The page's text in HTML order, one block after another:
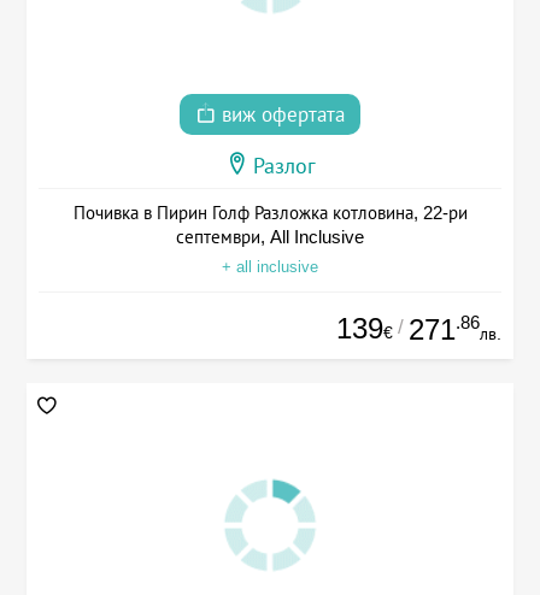
виж офертата
Разлог
Почивка в Пирин Голф Разложка котловина, 22-ри
септември, All Inclusive
+ all inclusive
139€ / 271.86
лв.